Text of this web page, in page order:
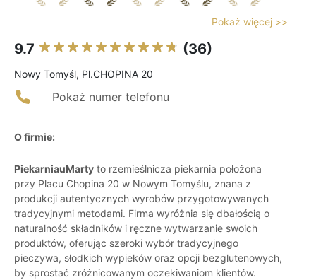
Pokaż więcej >>
9.7 (36)
Nowy Tomyśl, Pl.CHOPINA 20
Pokaż numer telefonu
O firmie:
PiekarniauMarty to rzemieślnicza piekarnia położona
przy Placu Chopina 20 w Nowym Tomyślu, znana z
produkcji autentycznych wyrobów przygotowywanych
tradycyjnymi metodami. Firma wyróżnia się dbałością o
naturalność składników i ręczne wytwarzanie swoich
produktów, oferując szeroki wybór tradycyjnego
pieczywa, słodkich wypieków oraz opcji bezglutenowych,
by sprostać zróżnicowanym oczekiwaniom klientów.